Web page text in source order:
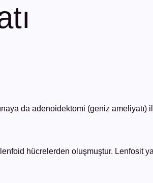
da adenoidektomi (geniz ameliyatı)
hücrelerden oluşmuştur. Lenfosit